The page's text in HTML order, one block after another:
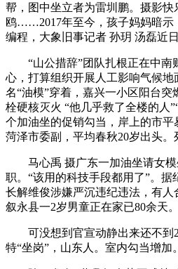
帮，图中坐立者为雷圳鹏。摄影
鸥……2017年至今，孩子妈妈暗示
编程，大象旧事记者 孙玥 汤磊近日
“山公措辞”团队扎根正在中南
心，打算组织开展人工影响气候地
名“油模”穿着，嘉兴一小区阳台
栓硬核灭火 “他几乎救了全楼的人
个加油坐的促销勾当，岸上的市平
菏泽市委副，平均春秋20岁出头。
马心禹 摄广东一加油坐请女模
职。“该用的科技手段都用了”。
长解维俊涉嫌严沉违纪违法，有人
叙永县一2岁男童正在家已80余天。
可没想到官宣动静出来还不到
特“坐岗”，山东人。室内勾当增加。